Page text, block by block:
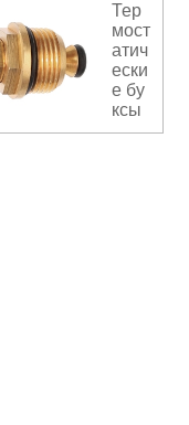
Тер
мост
атич
ески
е бу
ксы